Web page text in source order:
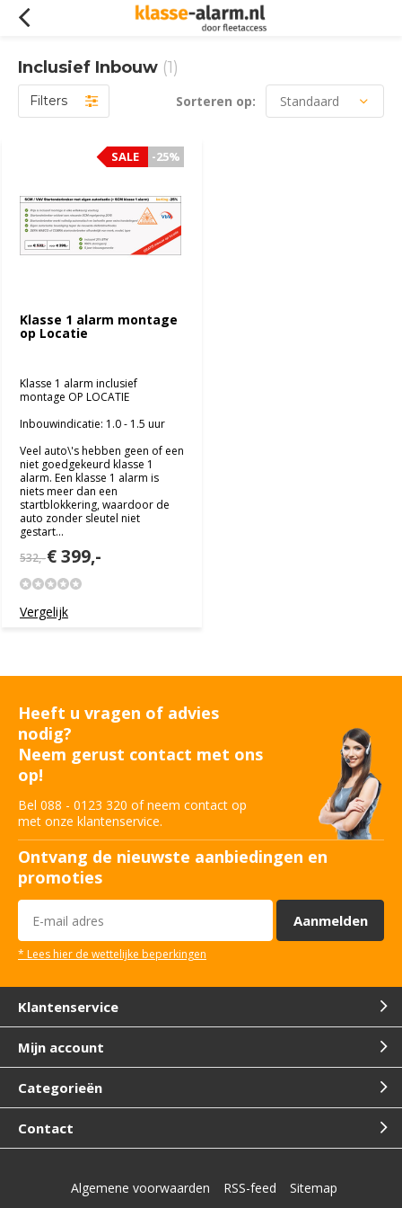
Inclusief Inbouw (1)
Filters Sorteren op:
Klasse 1 alarm montage
op Locatie
Klasse 1 alarm inclusief
montage OP LOCATIE
Inbouwindicatie: 1.0 - 1.5 uur
Veel auto\'s hebben geen of een
niet goedgekeurd klasse 1
alarm. Een klasse 1 alarm is
niets meer dan een
startblokkering, waardoor de
auto zonder sleutel niet
gestart...
532,-€ 399,-
-25%
SALE
Vergelijk
-25%
SALE
Heeft u vragen of advies
nodig?
Neem gerust contact met ons
op!
Bel 088 - 0123 320 of neem contact op
met onze klantenservice.
Ontvang de nieuwste aanbiedingen en
promoties
Aanmelden
* Lees hier de wettelijke beperkingen
Klantenservice
Mijn account
Categorieën
Contact
Algemene voorwaarden RSS-feed Sitemap